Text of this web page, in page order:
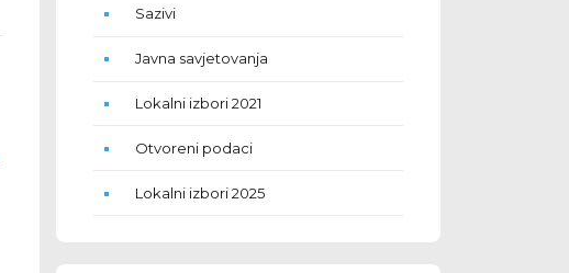
Sazivi
Javna savjetovanja
Lokalni izbori 2021
Otvoreni podaci
Lokalni izbori 2025